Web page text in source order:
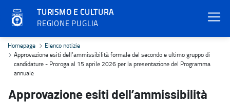
TURISMO E CULTURA
REGIONE PUGLIA
Approvazione esiti dell’ammissibilità formale del secondo e
Homepage
Elenco notizie
Approvazione esiti dell’ammissibilità formale del secondo e ultimo gruppo di
candidature - Proroga al 15 aprile 2026 per la presentazione del Programma
annuale
Approvazione esiti dell’ammissibilità